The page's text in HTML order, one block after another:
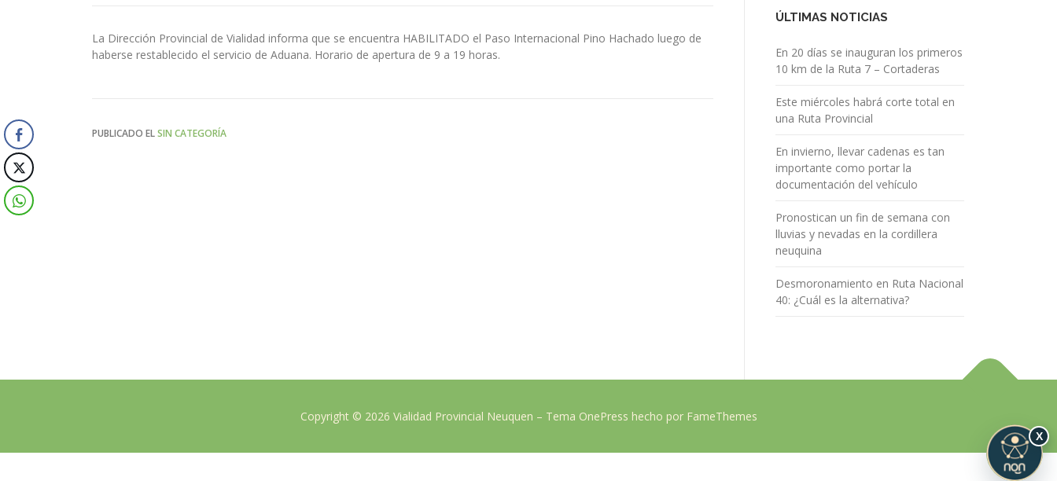
La Dirección Provincial de Vialidad informa que se encuentra HABILITADO el Paso Internacional Pino Hachado luego de
haberse restablecido el servicio de Aduana. Horario de apertura de 9 a 19 horas.
PUBLICADO ELSIN CATEGORÍA
ÚLTIMAS NOTICIAS
En 20 días se inauguran los primeros
10 km de la Ruta 7 – Cortaderas
Este miércoles habrá corte total en
una Ruta Provincial
En invierno, llevar cadenas es tan
importante como portar la
documentación del vehículo
Pronostican un fin de semana con
lluvias y nevadas en la cordillera
neuquina
Desmoronamiento en Ruta Nacional
40: ¿Cuál es la alternativa?
Copyright © 2026 Vialidad Provincial Neuquen – Tema OnePress hecho por FameThemes
X